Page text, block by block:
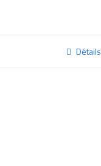
Détails